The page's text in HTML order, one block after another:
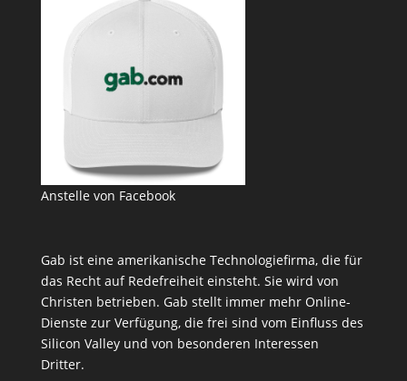
Anstelle von Facebook
Gab ist eine amerikanische Technologiefirma, die für
das Recht auf Redefreiheit einsteht. Sie wird von
Christen betrieben. Gab stellt immer mehr Online-
Dienste zur Verfügung, die frei sind vom Einfluss des
Silicon Valley und von besonderen Interessen
Dritter.